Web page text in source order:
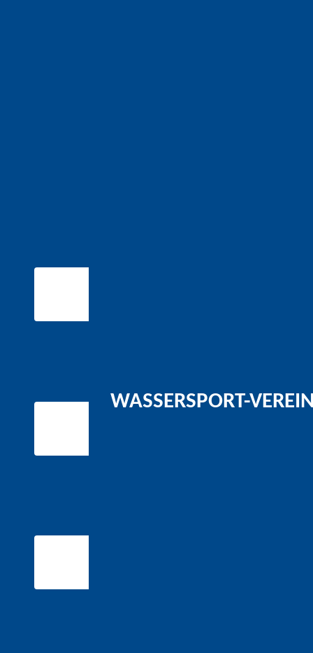
WASSERSPORT-